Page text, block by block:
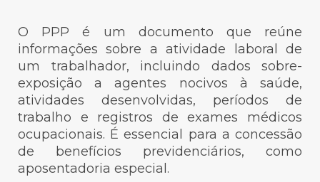
O PPP é um documento que reúne
informações sobre a atividade laboral de
um trabalhador, incluindo dados sobre-
exposição a agentes nocivos à saúde,
atividades desenvolvidas, períodos de
trabalho e registros de exames médicos
ocupacionais. É essencial para a concessão
de benefícios previdenciários, como
aposentadoria especial.